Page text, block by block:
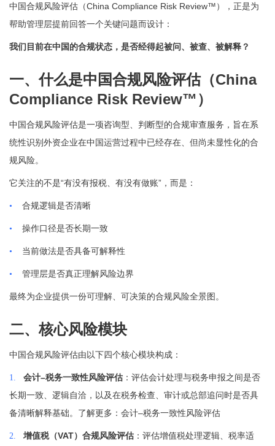
中国合规风险评估（China Compliance Risk Review™ ），正是为
帮助管理层提前回答一个关键问题而设计：
我们目前在中国的合规状态，是否经得起被问、被查、被解释？
一、什么是中国合规风险评估（China
Compliance Risk Review™ ）
中国合规风险评估是一项咨询型、判断型的合规审查服务，旨在系
统性识别外资企业在中国运营过程中已经存在、但尚未显性化的合
规风险。
它关注的不是“有没有报税、有没有做账” ，而是：
• 合规逻辑是否清晰
• 操作口径是否长期一致
• 当前做法是否具备可解释性
• 管理层是否真正理解风险边界
最终为企业提供一份可理解、可决策的合规风险全景图。
二、核心风险模块
中国合规风险评估由以下四个核心模块构成：
1. 会计–税务一致性风险评估 ：评估会计处理与税务申报之间是否
长期一致、逻辑自洽，以及在税务检查、审计或总部追问时是否具
备清晰解释基础。了解更多：会计–税务一致性风险评估
2. 增值税（VAT）合规风险评估 ：评估增值税处理逻辑、税率适